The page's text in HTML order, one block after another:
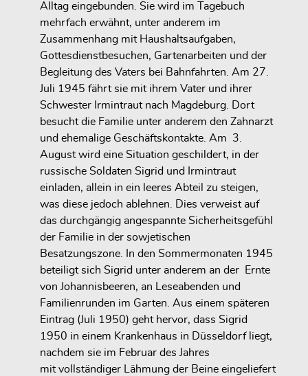
Alltag eingebunden. Sie wird im Tagebuch
mehrfach erwähnt, unter anderem im
Zusammenhang mit Haushaltsaufgaben,
Gottesdienstbesuchen, Gartenarbeiten und der
Begleitung des Vaters bei Bahnfahrten. Am 27.
Juli 1945 fährt sie mit ihrem Vater und ihrer
Schwester Irmintraut nach Magdeburg. Dort
besucht die Familie unter anderem den Zahnarzt
und ehemalige Geschäftskontakte. Am 3.
August wird eine Situation geschildert, in der
russische Soldaten Sigrid und Irmintraut
einladen, allein in ein leeres Abteil zu steigen,
was diese jedoch ablehnen. Dies verweist auf
das durchgängig angespannte Sicherheitsgefühl
der Familie in der sowjetischen
Besatzungszone. In den Sommermonaten 1945
beteiligt sich Sigrid unter anderem an der Ernte
von Johannisbeeren, an Leseabenden und
Familienrunden im Garten. Aus einem späteren
Eintrag (Juli 1950) geht hervor, dass Sigrid
1950 in einem Krankenhaus in Düsseldorf liegt,
nachdem sie im Februar des Jahres
mit vollständiger Lähmung der Beine eingeliefert